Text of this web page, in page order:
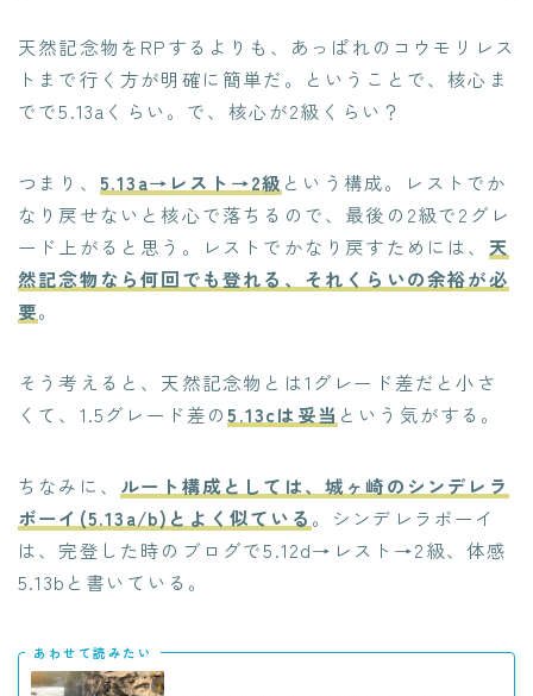
天然記念物をRPするよりも、あっぱれのコウモリレス
トまで行く方が明確に簡単だ。ということで、核心ま
でで5.13aくらい。で、核心が2級くらい？
つまり、 5.13a→レスト→2級 という構成。レストでか
なり戻せないと核心で落ちるので、最後の2級で2グレ
ード上がると思う。レストでかなり戻すためには、 天
然記念物なら何回でも登れる、それくらいの余裕が必
要。
そう考えると、天然記念物とは1グレード差だと小さ
くて、1.5グレード差の5.13cは妥当 という気がする。
ちなみに、 ルート構成としては、城ヶ崎のシンデレラ
ボーイ(5.13a/b)とよく似ている 。シンデレラボーイ
は、完登した時のブログで5.12d→レスト→2級、体感
5.13bと書いている。
あわせて読みたい